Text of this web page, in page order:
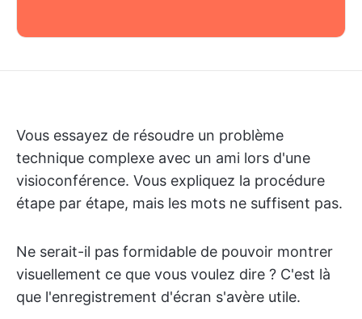
Vous essayez de résoudre un problème
technique complexe avec un ami lors d'une
visioconférence. Vous expliquez la procédure
étape par étape, mais les mots ne suffisent pas.
Ne serait-il pas formidable de pouvoir montrer
visuellement ce que vous voulez dire ? C'est là
que l'enregistrement d'écran s'avère utile.